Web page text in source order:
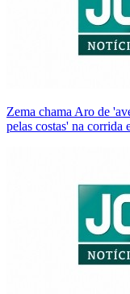
Zema chama Aro de
pelas costas' na corrida